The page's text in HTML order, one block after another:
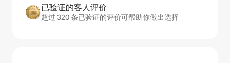
已验证的客人评价
超过 320 条已验证的评价可帮助你做出选择